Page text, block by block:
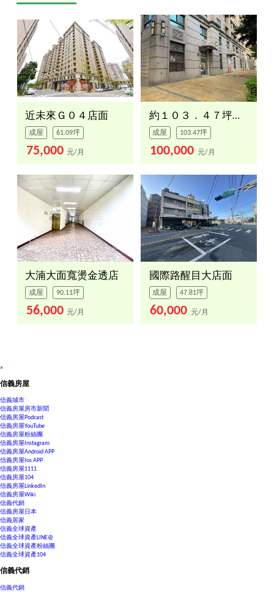
近未來Ｇ０４店面
成屋 61.09坪
75,000 元/月
約１０３．４７坪店面出租
成屋 103.47坪
100,000 元/月
大湳大面寬燙金透店
成屋 90.11坪
56,000 元/月
國際路醒目大店面
成屋 47.81坪
60,000 元/月
×
信義房屋
信義城市
信義房屋房市新聞
信義房屋Podcast
信義房屋YouTube
信義房屋粉絲團
信義房屋Instagram
信義房屋Android APP
信義房屋Ios APP
信義房屋1111
信義房屋104
信義房屋LinkedIn
信義房屋Wiki
信義代銷
信義房屋日本
信義居家
信義全球資產
信義全球資產LINE@
信義全球資產粉絲團
信義全球資產104
信義代銷
信義代銷